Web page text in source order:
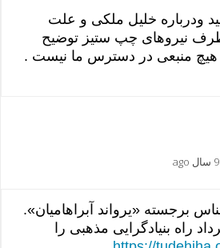
ودرباره خلیل ملکی و علت
نیروهای چپ ستیز توضیح
هیچ منبعی در دسترس ما نیست .
9 سال ago
برجسته «یرواند آبراهامیان».
کودتای ۲۸ مرداد راه بنیادگرایی مذهبی را